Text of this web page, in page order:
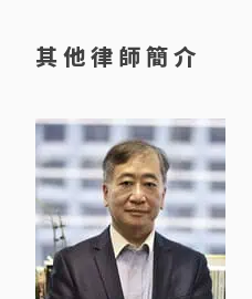
e
其他律師簡介